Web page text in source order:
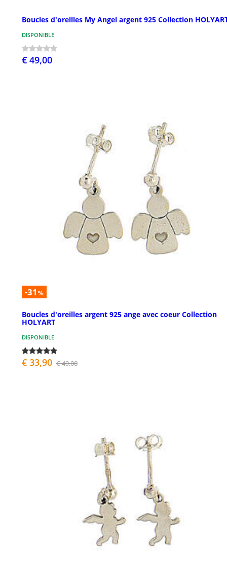
Boucles d'oreilles My Angel argent 925 Collection
DISPONIBLE
€ 49,00
-31 %
Boucles d'oreilles argent 925 ange avec coeur Collection
HOLYART
DISPONIBLE
€ 33,90 € 49,00